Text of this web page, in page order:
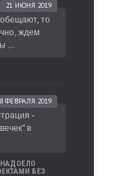
21 ИЮНЯ 2019
то
ждем
...
ФЕВРАЛЯ 2019
-
в
БЕЗ